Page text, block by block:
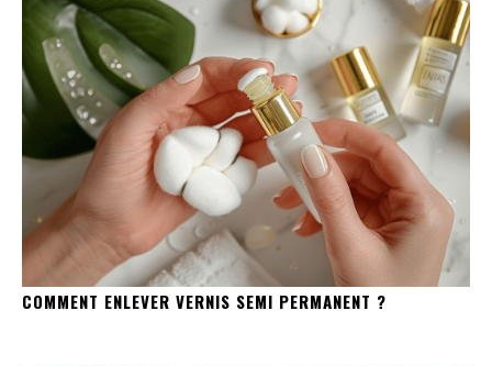
COMMENT ENLEVER VERNIS SEMI PERMANENT ?